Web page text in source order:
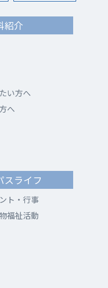
紹介
い方へ
へ
スライフ
ト・行事
福祉活動